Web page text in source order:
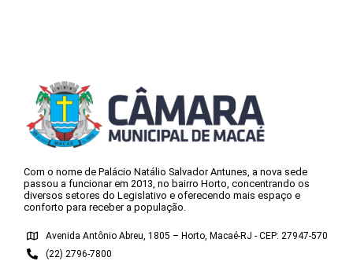
Com o nome de Palácio Natálio Salvador Antunes, a nova sede
passou a funcionar em 2013, no bairro Horto, concentrando os
diversos setores do Legislativo e oferecendo mais espaço e
conforto para receber a população.
Avenida Antônio Abreu, 1805 – Horto, Macaé-RJ - CEP: 27947-570
(22) 2796-7800